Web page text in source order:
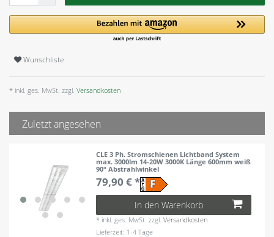
Wunschliste
* inkl. ges. MwSt. zzgl. Versandkosten
Zuletzt angesehen
CLE 3 Ph. Stromschienen Lichtband System
max. 3000lm 14-20W 3000K Länge 600mm weiß
90° Abstrahlwinkel
79,90 € *
In den Warenkorb
* inkl. ges. MwSt. zzgl.Versandkosten
Lieferzeit: 1-4 Tage